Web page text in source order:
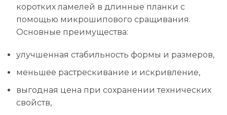
коротких ламелей в длинные планки с
помощью микрошипового сращивания.
Основные преимущества:
улучшенная стабильность формы и размеров,
меньшее растрескивание и искривление,
выгодная цена при сохранении технических
свойств,